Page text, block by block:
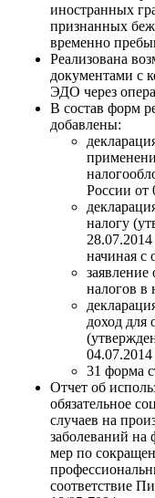
иностранных
признанных
временно
Реализована
документами с
ЭДО через
В состав форм
добавлены:
России
налогу
начиная с
заявление
налогов в
доход для
31 форма
Отчет об
обязательное
случаев на
заболеваний на
мер по
соответствие